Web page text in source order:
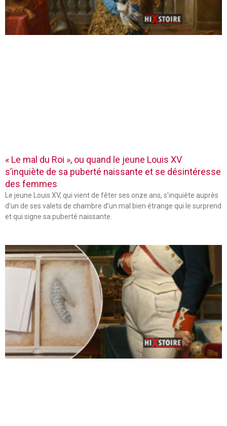
« Le mal du Roi », ou quand le jeune Louis XV
s’inquiète de sa puberté naissante et se désintéresse
des femmes
Le jeune Louis XV, qui vient de fêter ses onze ans, s’inquiète auprès
d’un de ses valets de chambre d’un mal bien étrange qui le surprend
et qui signe sa puberté naissante.